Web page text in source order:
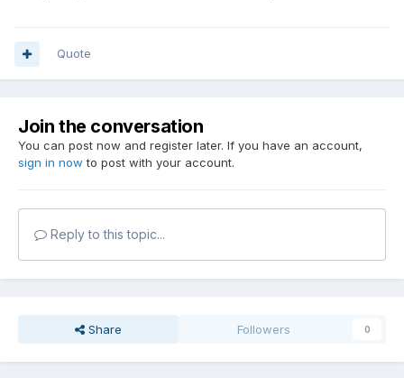
Quote
Join the conversation
You can post now and register later. If you have an account,
sign in now to post with your account.
Reply to this topic...
Share Followers 0